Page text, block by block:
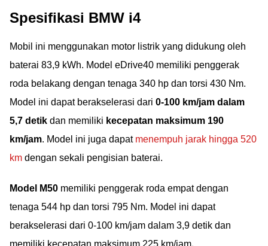
Spesifikasi BMW i4
Mobil ini menggunakan motor listrik yang didukung oleh
baterai 83,9 kWh. Model eDrive40 memiliki penggerak
roda belakang dengan tenaga 340 hp dan torsi 430 Nm.
Model ini dapat berakselerasi dari 0-100 km/jam dalam
5,7 detik dan memiliki kecepatan maksimum 190
km/jam. Model ini juga dapat menempuh jarak hingga 520
km dengan sekali pengisian baterai.
Model M50 memiliki penggerak roda empat dengan
tenaga 544 hp dan torsi 795 Nm. Model ini dapat
berakselerasi dari 0-100 km/jam dalam 3,9 detik dan
memiliki kecepatan maksimum 225 km/jam.